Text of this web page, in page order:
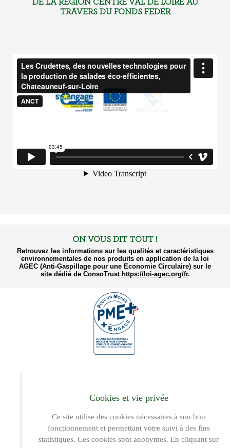
DE LA RÉGION CENTRE VAL DE LOIRE AU
TRAVERS DU FONDS FEDER
ON VOUS DIT TOUT !
Retrouvez les informations sur les qualités et caractéristiques
environnementales de nos produits en application de la loi
AGEC (Anti-Gaspillage pour une Economie Circulaire) sur le
site dédié de ConsoTrust https://loi-agec.org/fr.
© Les Crudettes Réalisation Atmedia
Cookies et vie privée
Ce site utilise des cookies nécessaires à son bon
fonctionnement et permettant votre suivi à des fins
statistiques. Ces cookies sont anonymes. En cliquant sur